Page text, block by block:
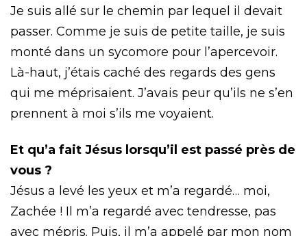
Je suis allé sur le chemin par lequel il devait
passer. Comme je suis de petite taille, je suis
monté dans un sycomore pour l’apercevoir.
Là-haut, j’étais caché des regards des gens
qui me méprisaient. J’avais peur qu’ils ne s’en
prennent à moi s’ils me voyaient.
Et qu’a fait Jésus lorsqu’il est passé près de
vous ?
Jésus a levé les yeux et m’a regardé… moi,
Zachée ! Il m’a regardé avec tendresse, pas
avec mépris. Puis, il m’a appelé par mon nom